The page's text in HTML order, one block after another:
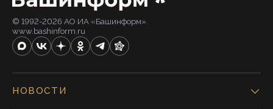
© 1992-2026 АО ИА «Башинформ».
www.bashinform.ru
НОВОСТИ